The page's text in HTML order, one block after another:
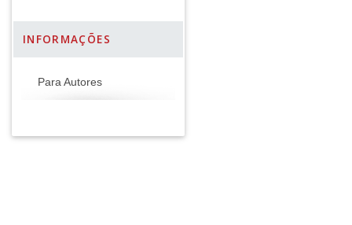
INFORMAÇÕES
Para Autores